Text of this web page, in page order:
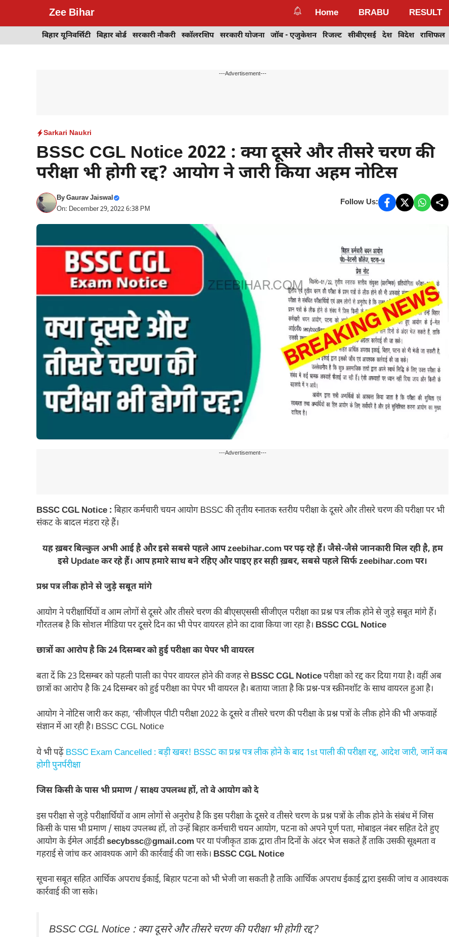
Zee Bihar Home BRABU RESULT
बिहार यूनिवर्सिटी बिहार बोर्ड सरकारी नौकरी स्कॉलरशिप सरकारी योजना जॉब - एजुकेशन रिजल्ट सीबीएसई देश विदेश राशिफल
---Advertisement---
Sarkari Naukri
BSSC CGL Notice 2022 : क्या दूसरे और तीसरे चरण की
परीक्षा भी होगी रद्द? आयोग ने जारी किया अहम नोटिस
ByGaurav Jaiswal
On: December 29, 2022 6:38 PM
Follow Us:
---Advertisement---
BSSC CGL Notice : बिहार कर्मचारी चयन आयोग BSSC की तृतीय स्नातक स्तरीय परीक्षा के दूसरे और तीसरे चरण की परीक्षा पर भी
संकट के बादल मंडरा रहे हैं।
यह ख़बर बिल्कुल अभी आई है और इसे सबसे पहले आप zeebihar.com पर पढ़ रहे हैं। जैसे-जैसे जानकारी मिल रही है, हम
इसे Update कर रहे हैं। आप हमारे साथ बने रहिए और पाइए हर सही ख़बर, सबसे पहले सिर्फ zeebihar.com पर।
प्रश्न पत्र लीक होने से जुड़े सबूत मांगे
आयोग ने परीक्षार्थियों व आम लोगों से दूसरे और तीसरे चरण की बीएसएससी सीजीएल परीक्षा का प्रश्न पत्र लीक होने से जुड़े सबूत मांगे हैं।
गौरतलब है कि सोशल मीडिया पर दूसरे दिन का भी पेपर वायरल होने का दावा किया जा रहा है। BSSC CGL Notice
छात्रों का आरोप है कि 24 दिसम्बर को हुई परीक्षा का पेपर भी वायरल
बता दें कि 23 दिसम्बर को पहली पाली का पेपर वायरल होने की वजह सेBSSC CGL Noticeपरीक्षा को रद्द कर दिया गया है। वहीं अब
छात्रों का आरोप है कि 24 दिसम्बर को हुई परीक्षा का पेपर भी वायरल है। बताया जाता है कि प्रश्न-पत्र स्क्रीनशॉट के साथ वायरल हुआ है।
आयोग ने नोटिस जारी कर कहा, ‘सीजीएल पीटी परीक्षा 2022 के दूसरे व तीसरे चरण की परीक्षा के प्रश्न पत्रों के लीक होने की भी अफवाहें
संज्ञान में आ रही है। BSSC CGL Notice
ये भी पढ़ें BSSC Exam Cancelled : बड़ी खबर! BSSC का प्रश्न पत्र लीक होने के बाद 1st पाली की परीक्षा रद्द, आदेश जारी, जानें कब
होगी पुनर्परीक्षा
जिस किसी के पास भी प्रमाण / साक्ष्य उपलब्ध हों, तो वे आयोगको दे
इस परीक्षा से जुड़े परीक्षार्थियों व आम लोगों से अनुरोध है कि इस परीक्षा के दूसरे व तीसरे चरण के प्रश्न पत्रों के लीक होने के संबंध में जिस
किसी के पास भी प्रमाण / साक्ष्य उपलब्ध हों, तो उन्हें बिहार कर्मचारी चयन आयोग, पटना को अपने पूर्ण पता, मोबाइल नंबर सहित देते हुए
आयोग के ईमेल आईडीsecybssc@gmail.com पर या पंजीकृत डाक द्वारा तीन दिनों के अंदर भेज सकते हैं ताकि उसकी सूक्ष्मता व
गहराई से जांच कर आवश्यक आगे की कार्रवाई की जा सके। BSSC CGL Notice
सूचना सबूत सहित आर्थिक अपराध ईकाई, बिहार पटना को भी भेजी जा सकती है ताकि आर्थिक अपराध ईकाई द्वारा इसकी जांच व आवश्यक
कार्रवाई की जा सके।
BSSC CGL Notice : क्या दूसरे और तीसरे चरण की परीक्षा भी होगी रद्द?